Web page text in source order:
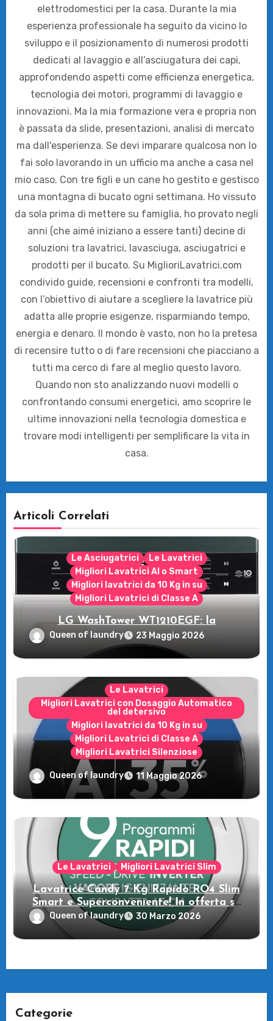
elettrodomestici per la casa. Durante la mia
esperienza professionale ha seguito da vicino lo
sviluppo e il posizionamento di numerosi prodotti
dedicati al lavaggio e all’asciugatura dei capi,
approfondendo aspetti come efficienza energetica,
tecnologia dei motori, programmi di lavaggio e
innovazioni. Ma la mia formazione vera e propria non
è passata da slide, presentazioni, analisi di mercato
ma dall'esperienza. Se devi imparare qualcosa non lo
fai solo lavorando in un ufficio ma anche a casa nel
mio caso. Con tre figli e un cane ho gestito e gestisco
una montagna di bucato ogni settimana. Ho vissuto
da sola prima di mettere su famiglia, ho provato negli
anni (che aimé iniziano a essere tanti) decine di
soluzioni tra lavatrici, lavasciuga, asciugatrici e
prodotti per il bucato. Su MiglioriLavatrici.com
condivido guide, recensioni e confronti tra modelli,
con l’obiettivo di aiutare a scegliere la lavatrice più
adatta alle proprie esigenze, risparmiando tempo,
energia e denaro. Il mondo è vasto, non ho la pretesa
di recensire tutto o di fare recensioni che piacciano a
tutti ma cerco di fare al meglio questo lavoro.
Quando non sto analizzando nuovi modelli o
confrontando consumi energetici, amo scoprire le
ultime innovazioni nella tecnologia domestica e
trovare modi intelligenti per semplificare la vita in
casa.
Articoli Correlati
Le Asciugatrici
Le Lavatrici
Migliori Lavatrici AI o Smart
Migliori lavatrici da 10 Kg in su
Migliori Lavatrici di Classe A
LG WashTower WT1210EGF: la
rivoluzione intelligente per il tuo bucato!
Queen of laundry 23 Maggio 2026
Le Lavatrici
Migliori Lavatrici con Dosaggio Automatico
del detersivo
Migliori lavatrici da 10 Kg in su
Migliori Lavatrici di Classe A
Migliori Lavatrici Silenziose
Recensione della Lavatrice Candy
MultiWash: Innovazione e flessibilità a
casa tua!
Queen of laundry 11 Maggio 2026
Le Lavatrici Migliori Lavatrici Slim
Lavatrice Candy 7 Kg Rapidò RO4 Slim
Smart e Superconveniente! In offerta su
Amazon
Queen of laundry 30 Marzo 2026
Categorie